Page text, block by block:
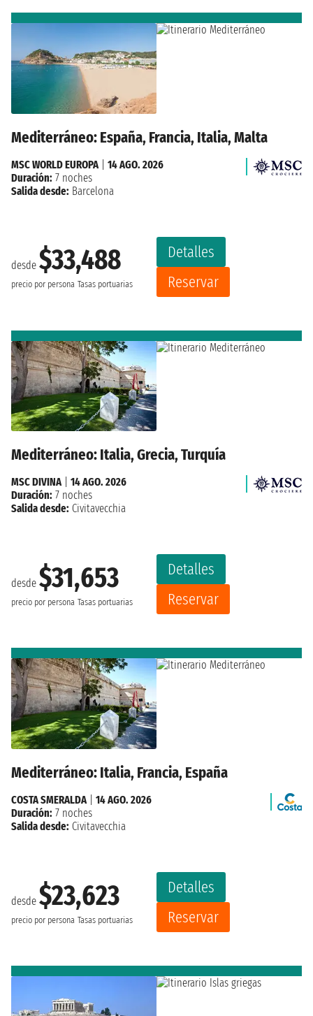
Mediterráneo: España, Francia, Italia, Malta
desde $33,488
precio por persona Tasas portuarias
Detalles
Reservar
MSC WORLD EUROPA| 14 AGO. 2026
Duración: 7 noches
Salida desde: Barcelona
Mediterráneo: Italia, Grecia, Turquía
desde $31,653
precio por persona Tasas portuarias
Detalles
Reservar
MSC DIVINA| 14 AGO. 2026
Duración: 7 noches
Salida desde: Civitavecchia
Mediterráneo: Italia, Francia, España
desde $23,623
precio por persona Tasas portuarias
Detalles
Reservar
COSTA SMERALDA| 14 AGO. 2026
Duración: 7 noches
Salida desde: Civitavecchia